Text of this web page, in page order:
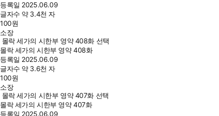
등록일 2025.06.09
글자수 약 3.4천 자
100원
소장
몰락 세가의 시한부 영약 408화 선택
몰락 세가의 시한부 영약 408화
등록일 2025.06.09
글자수 약 3.6천 자
100원
소장
몰락 세가의 시한부 영약 407화 선택
몰락 세가의 시한부 영약 407화
등록일 2025.06.09